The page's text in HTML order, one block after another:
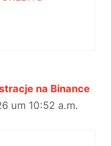
na Binance
um 10:52 a.m.